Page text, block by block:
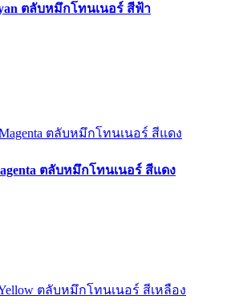
ตลับหมึกโทนเนอร์ สีฟ้า
ตลับหมึกโทนเนอร์ สีแดง